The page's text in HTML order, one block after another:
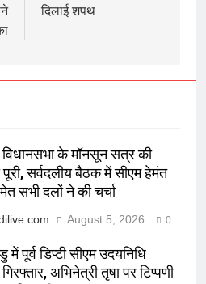
दिलाई शपथ
के मॉनसून सत्र की
पूरी, सर्वदलीय बैठक में सीएम हेमंत
सभी दलों ने की चर्चा
August 5, 2026 0
में पूर्व डिप्टी सीएम उदयनिधि
अभिनेत्री तृषा पर टिप्पणी